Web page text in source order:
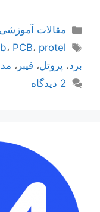
دسته‌ها
مقالات آموزشی
برچسب‌ها
، PCB، protel
برد، پروتل، فیبر ،
2 دیدگاه